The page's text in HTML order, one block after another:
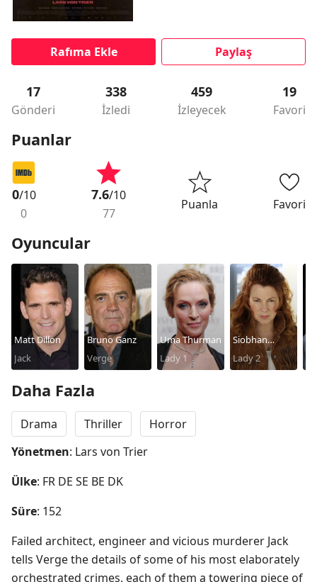
Rafıma Ekle Paylaş
17
Gönderi
338
İzledi
459
İzleyecek
19
Favori
Puanlar
0/10
0
7.6/10
77
Puanla Favori
Oyuncular
Matt Dillon
Jack
Bruno Ganz
Verge
Uma Thurman
Lady 1
Siobhan
Fallon Hogan
Lady 2
Daha Fazla
Drama Thriller
Horror
Yönetmen: Lars von Trier
Ülke: FR DE SE BE DK
Süre: 152
Failed architect, engineer and vicious murderer Jack
tells Verge the details of some of his most elaborately
orchestrated crimes, each of them a towering piece of